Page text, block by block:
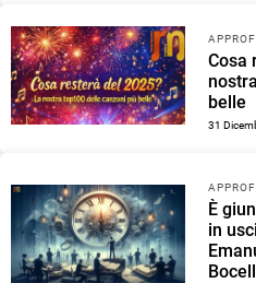
Cosa
belle
31
È
in